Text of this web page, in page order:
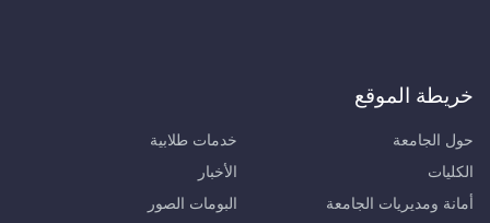
خريطة الموقع
حول الجامعة
الكليات
أمانة ومديريات الجامعة
خدمات طلابية
الأخبار
البومات الصور